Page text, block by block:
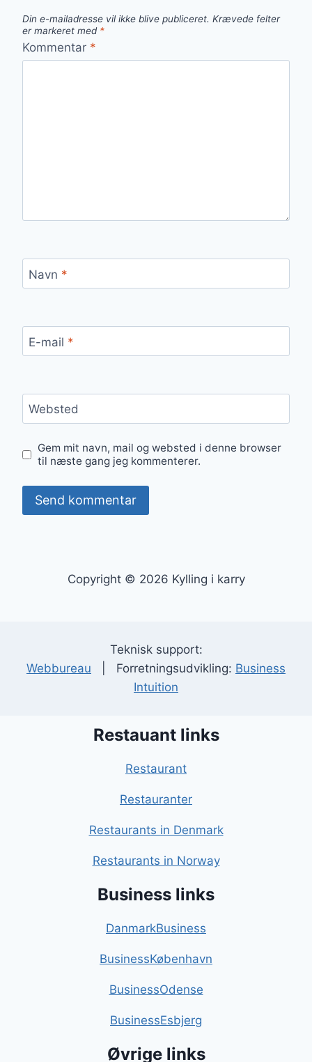
Din e-mailadresse vil ikke blive publiceret. Krævede felter
er markeret med *
Kommentar *
Navn *
E-mail *
Websted
Gem mit navn, mail og websted i denne browser
til næste gang jeg kommenterer.
Copyright © 2026 Kylling i karry
Teknisk support:
Webbureau | Forretningsudvikling: Business
Intuition
Restauant links
Restaurant
Restauranter
Restaurants in Denmark
Restaurants in Norway
Business links
DanmarkBusiness
BusinessKøbenhavn
BusinessOdense
BusinessEsbjerg
Øvrige links